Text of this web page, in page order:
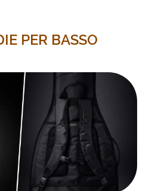
PER BASSO